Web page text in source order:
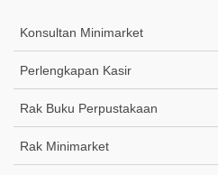
Konsultan Minimarket
Perlengkapan Kasir
Rak Buku Perpustakaan
Rak Minimarket